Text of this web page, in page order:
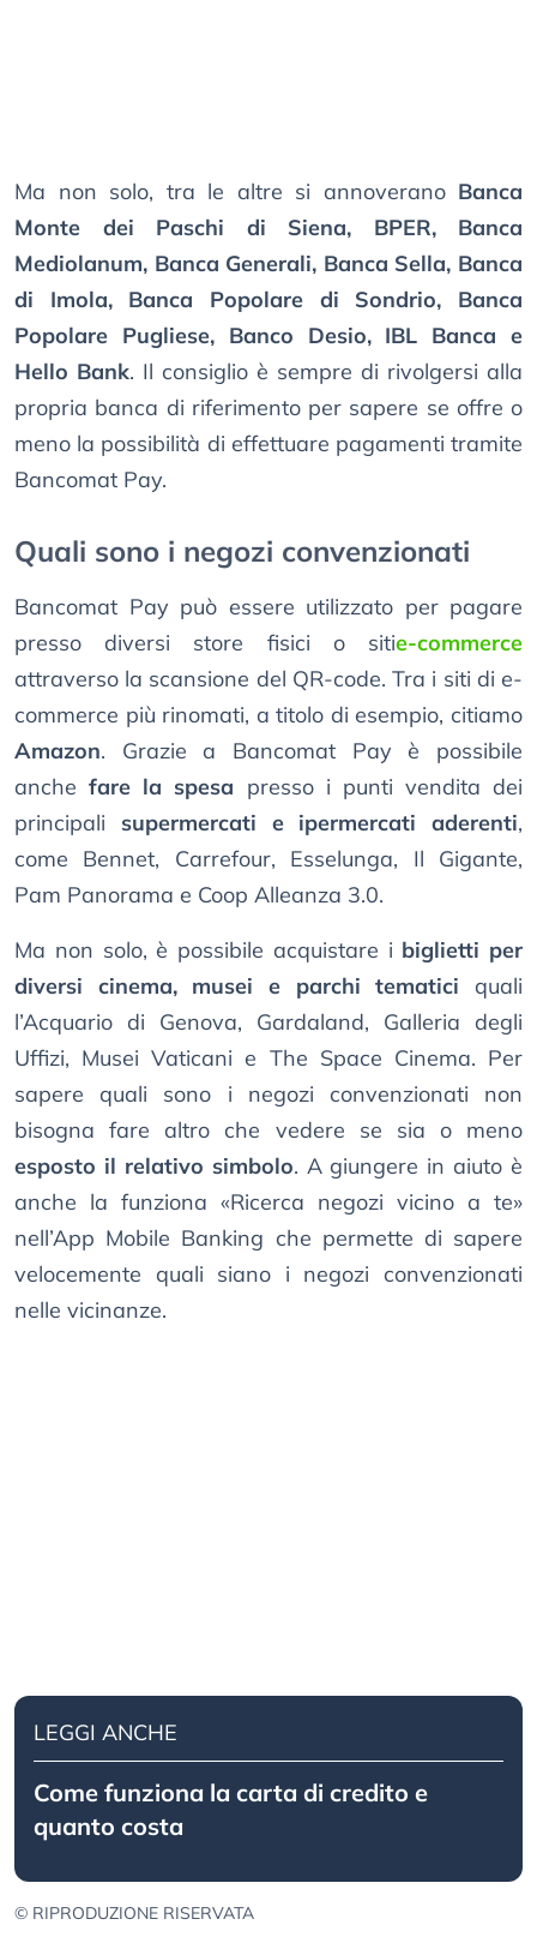
Ma non solo, tra le altre si annoveranoBanca
Monte dei Paschi di Siena, BPER, Banca
Mediolanum, Banca Generali, Banca Sella, Banca
di Imola, Banca Popolare di Sondrio, Banca
Popolare Pugliese, Banco Desio, IBL Banca e
Hello Bank. Il consiglio è sempre di rivolgersi alla
propria banca di riferimento per sapere se offre o
meno la possibilità di effettuare pagamenti tramite
Bancomat Pay.
Quali sono i negozi convenzionati
Bancomat Pay può essere utilizzato per pagare
presso diversi store fisici o sitie-commerce
attraverso la scansione del QR-code. Tra i siti di e-
commerce più rinomati, a titolo di esempio, citiamo
Amazon. Grazie a Bancomat Pay è possibile
anchefare la spesa presso i punti vendita dei
principali supermercati e ipermercati aderenti,
come Bennet, Carrefour, Esselunga, Il Gigante,
Pam Panorama e Coop Alleanza 3.0.
Ma non solo, è possibile acquistare i biglietti per
diversi cinema, musei e parchi tematici quali
l’Acquario di Genova, Gardaland, Galleria degli
Uffizi, Musei Vaticani e The Space Cinema. Per
sapere quali sono i negozi convenzionati non
bisogna fare altro che vedere se sia o meno
esposto il relativo simbolo. A giungere in aiuto è
anche la funziona «Ricerca negozi vicino a te»
nell’App Mobile Banking che permette di sapere
velocemente quali siano i negozi convenzionati
nelle vicinanze.
LEGGI ANCHE
Come funziona la carta di credito e
quanto costa
© RIPRODUZIONE RISERVATA